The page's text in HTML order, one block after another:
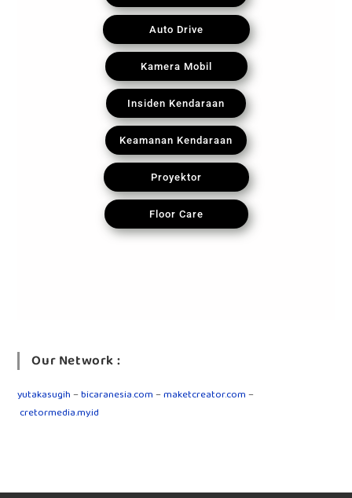
Auto Drive
Kamera Mobil
Insiden Kendaraan
Keamanan Kendaraan
Proyektor
Floor Care
Our Network :
yutakasugih–bicaranesia.com–maketcreator.com–
cretormedia.my.id